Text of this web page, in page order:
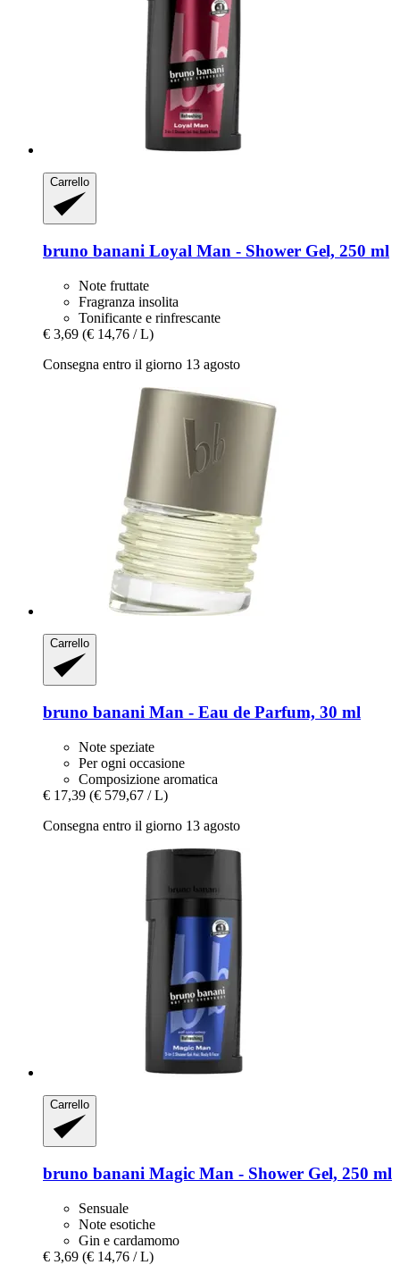
Carrello
bruno banani Loyal Man -​ Shower Gel, 250 ml
Note fruttate
Fragranza insolita
Tonificante e rinfrescante
€ 3,69 (€ 14,76 / L)
Consegna entro il giorno 13 agosto
Carrello
bruno banani Man -​ Eau de Parfum, 30 ml
Note speziate
Per ogni occasione
Composizione aromatica
€ 17,39 (€ 579,67 / L)
Consegna entro il giorno 13 agosto
Carrello
bruno banani Magic Man -​ Shower Gel, 250 ml
Sensuale
Note esotiche
Gin e cardamomo
€ 3,69 (€ 14,76 / L)